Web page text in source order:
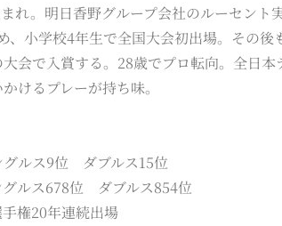
れ。明日香野グループ会社のルーセント
、小学校4年生で全国大会初出場。その
会で入賞する。28歳でプロ転向。全日
けるプレーが持ち味。
グルス9位 ダブルス15位
ルス678位 ダブルス854位
権20年連続出場